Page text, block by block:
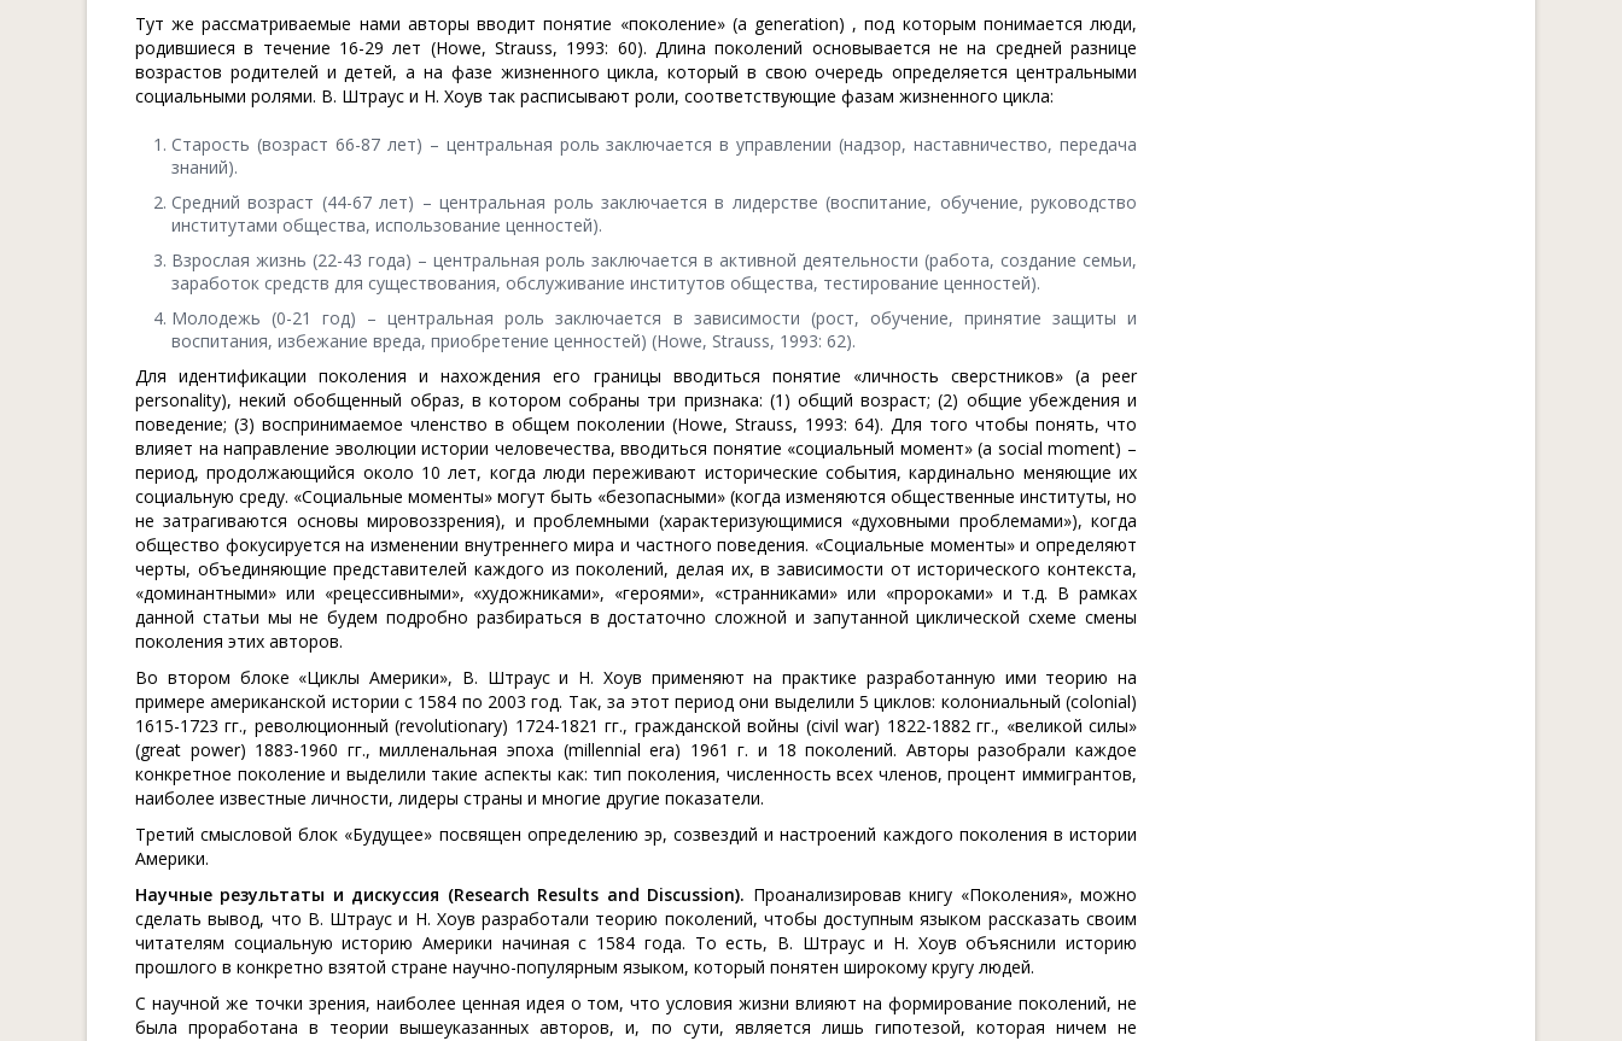
Тут же рассматриваемые нами авторы вводит понятие «поколение» (a generation) , под которым понимается люди,
родившиеся в течение 16-29 лет (Howe, Strauss, 1993: 60). Длина поколений основывается не на средней разнице
возрастов родителей и детей, а на фазе жизненного цикла, который в свою очередь определяется центральными
социальными ролями. В. Штраус и Н. Хоув так расписывают роли, соответствующие фазам жизненного цикла:
Старость (возраст 66-87 лет) – центральная роль заключается в управлении (надзор, наставничество, передача
знаний).
Средний возраст (44-67 лет) – центральная роль заключается в лидерстве (воспитание, обучение, руководство
институтами общества, использование ценностей).
Взрослая жизнь (22-43 года) – центральная роль заключается в активной деятельности (работа, создание семьи,
заработок средств для существования, обслуживание институтов общества, тестирование ценностей).
Молодежь (0-21 год) – центральная роль заключается в зависимости (рост, обучение, принятие защиты и
воспитания, избежание вреда, приобретение ценностей) (Howe, Strauss, 1993: 62).
Для идентификации поколения и нахождения его границы вводиться понятие «личность сверстников» (a peer
personality), некий обобщенный образ, в котором собраны три признака: (1) общий возраст; (2) общие убеждения и
поведение; (3) воспринимаемое членство в общем поколении (Howe, Strauss, 1993: 64). Для того чтобы понять, что
влияет на направление эволюции истории человечества, вводиться понятие «социальный момент» (a social moment) –
период, продолжающийся около 10 лет, когда люди переживают исторические события, кардинально меняющие их
социальную среду. «Социальные моменты» могут быть «безопасными» (когда изменяются общественные институты, но
не затрагиваются основы мировоззрения), и проблемными (характеризующимися «духовными проблемами»), когда
общество фокусируется на изменении внутреннего мира и частного поведения. «Социальные моменты» и определяют
черты, объединяющие представителей каждого из поколений, делая их, в зависимости от исторического контекста,
«доминантными» или «рецессивными», «художниками», «героями», «странниками» или «пророками» и т.д. В рамках
данной статьи мы не будем подробно разбираться в достаточно сложной и запутанной циклической схеме смены
поколения этих авторов.
Во втором блоке «Циклы Америки», В. Штраус и Н. Хоув применяют на практике разработанную ими теорию на
примере американской истории с 1584 по 2003 год. Так, за этот период они выделили 5 циклов: колониальный (colonial)
1615-1723 гг., революционный (revolutionary) 1724-1821 гг., гражданской войны (civil war) 1822-1882 гг., «великой силы»
(great power) 1883-1960 гг., милленальная эпоха (millennial era) 1961 г. и 18 поколений. Авторы разобрали каждое
конкретное поколение и выделили такие аспекты как: тип поколения, численность всех членов, процент иммигрантов,
наиболее известные личности, лидеры страны и многие другие показатели.
Третий смысловой блок «Будущее» посвящен определению эр, созвездий и настроений каждого поколения в истории
Америки.
Научные результаты и дискуссия (Research Results and Discussion). Проанализировав книгу «Поколения», можно
сделать вывод, что В. Штраус и Н. Хоув разработали теорию поколений, чтобы доступным языком рассказать своим
читателям социальную историю Америки начиная с 1584 года. То есть, В. Штраус и Н. Хоув объяснили историю
прошлого в конкретно взятой стране научно-популярным языком, который понятен широкому кругу людей.
С научной же точки зрения, наиболее ценная идея о том, что условия жизни влияют на формирование поколений, не
была проработана в теории вышеуказанных авторов, и, по сути, является лишь гипотезой, которая ничем не